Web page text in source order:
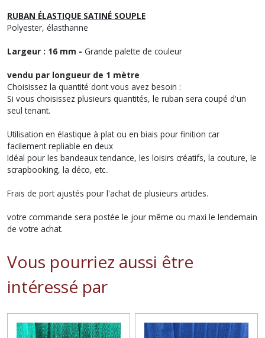
RUBAN ÉLASTIQUE SATINÉ SOUPLE
Polyester, élasthanne
Largeur : 16 mm - Grande palette de couleur
vendu par longueur de 1 mètre
Choisissez la quantité dont vous avez besoin :
Si vous choisissez plusieurs quantités, le ruban sera coupé d'un
seul tenant.
Utilisation en élastique à plat ou en biais pour finition car
facilement repliable en deux
Idéal pour les bandeaux tendance, les loisirs créatifs, la couture, le
scrapbooking, la déco, etc..
Frais de port ajustés pour l'achat de plusieurs articles.
votre commande sera postée le jour même ou maxi le lendemain
de votre achat.
Vous pourriez aussi être
intéressé par